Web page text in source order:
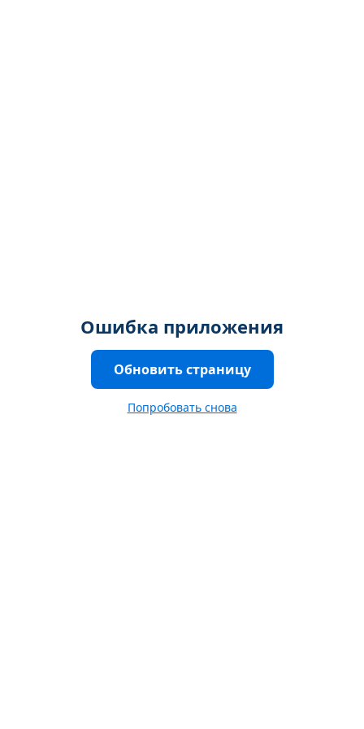
Ошибка приложения
Обновить страницу
Попробовать снова